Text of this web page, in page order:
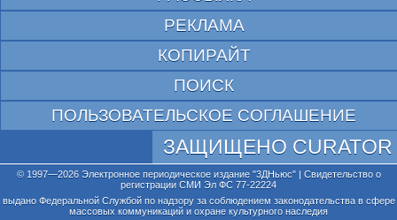
РЕКЛАМА
КОПИРАЙТ
ПОИСК
ПОЛЬЗОВАТЕЛЬСКОЕ СОГЛАШЕНИЕ
ЗАЩИЩЕНО CURATOR
© 1997—2026 Электронное периодическое издание "3ДНьюс" | Свидетельство о
регистрации СМИ Эл ФС 77-22224
выдано Федеральной Службой по надзору за соблюдением законодательства в сфере
массовых коммуникаций и охране культурного наследия